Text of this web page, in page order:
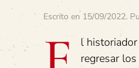
Escrito en 15/09/2022.
l
regresar